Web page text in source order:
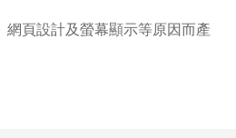
網頁設計及螢幕顯示等原因而產